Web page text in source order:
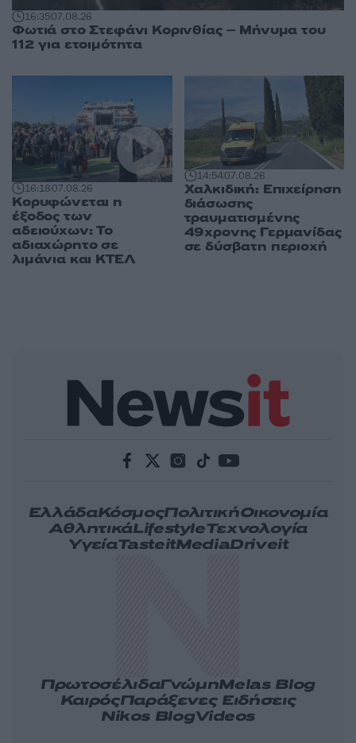
16:3507.08.26
Φωτιά στο Στεφάνι Κορινθίας – Μήνυμα του
112 για ετοιμότητα
16:1807.08.26
Κορυφώνεται η
έξοδος των
αδειούχων: Το
αδιαχώρητο σε
λιμάνια και ΚΤΕΛ
14:5407.08.26
Χαλκιδική: Επιχείρηση
διάσωσης
τραυματισμένης
49χρονης Γερμανίδας
σε δύσβατη περιοχή
ΕλλάδαΚόσμοςΠολιτικήΟικονομία
ΑθλητικάLifestyleΤεχνολογία
ΥγείαTasteitMediaDriveit
ΠρωτοσέλιδαΓνώμηMelas Blog
ΚαιρόςΠαράξενες Ειδήσεις
Nikos BlogVideos